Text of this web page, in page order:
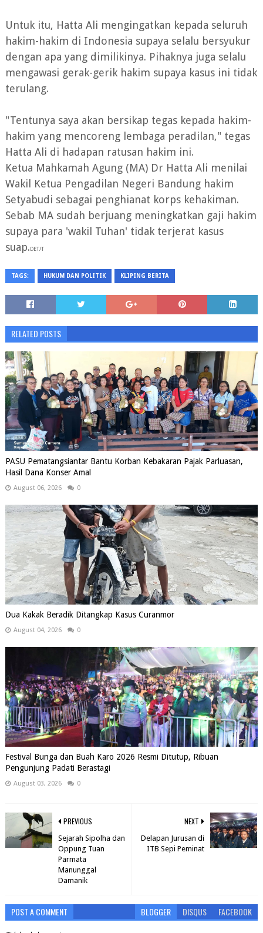
Untuk itu, Hatta Ali mengingatkan kepada seluruh
hakim-hakim di Indonesia supaya selalu bersyukur
dengan apa yang dimilikinya. Pihaknya juga selalu
mengawasi gerak-gerik hakim supaya kasus ini tidak
terulang.
"Tentunya saya akan bersikap tegas kepada hakim-
hakim yang mencoreng lembaga peradilan," tegas
Hatta Ali di hadapan ratusan hakim ini.
Ketua Mahkamah Agung (MA) Dr Hatta Ali menilai
Wakil Ketua Pengadilan Negeri Bandung hakim
Setyabudi sebagai penghianat korps kehakiman.
Sebab MA sudah berjuang meningkatkan gaji hakim
supaya para 'wakil Tuhan' tidak terjerat kasus
suap. DET/T
TAGS: HUKUM DAN POLITIK KLIPING BERITA
RELATED POSTS
PASU Pematangsiantar Bantu Korban Kebakaran Pajak Parluasan,
Hasil Dana Konser Amal
August 06, 2026 0
Dua Kakak Beradik Ditangkap Kasus Curanmor
August 04, 2026 0
Festival Bunga dan Buah Karo 2026 Resmi Ditutup, Ribuan
Pengunjung Padati Berastagi
August 03, 2026 0
NEXT
Delapan Jurusan di
ITB Sepi Peminat
PREVIOUS
Sejarah Sipolha dan
Oppung Tuan
Parmata
Manunggal
Damanik
POST A COMMENT BLOGGER DISQUS FACEBOOK